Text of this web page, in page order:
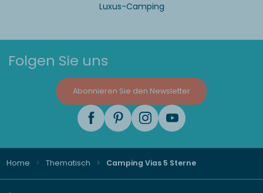
Luxus-Camping
Folgen Sie uns
Abonnieren Sie den Newsletter
Home Thematisch Camping Vias 5 Sterne